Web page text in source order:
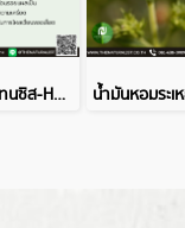
น้ำมันหอมระเหยจากฮอเทนซิส-HORTENSIS ESSENTIAL OIL